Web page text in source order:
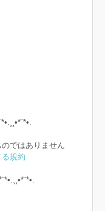
ではありません
規約